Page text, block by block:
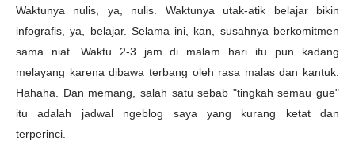
Waktunya nulis, ya, nulis. Waktunya utak-atik belajar bikin
infografis, ya, belajar. Selama ini, kan, susahnya berkomitmen
sama niat. Waktu 2-3 jam di malam hari itu pun kadang
melayang karena dibawa terbang oleh rasa malas dan kantuk.
Hahaha. Dan memang, salah satu sebab "tingkah semau gue"
itu adalah jadwal ngeblog saya yang kurang ketat dan
terperinci.